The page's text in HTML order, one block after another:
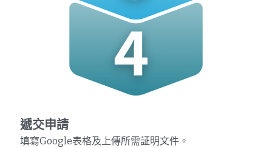
遞交申請
填寫Google表格及上傳所需証明文件。